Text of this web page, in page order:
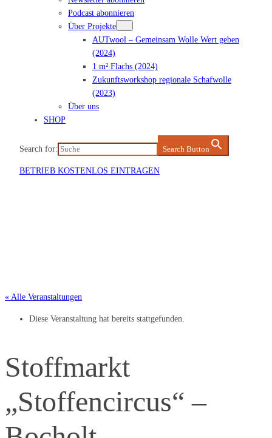
Podcast abonnieren
Über Projekte
AUTwool – Gemeinsam Wolle Wert geben
(2024)
1 m² Flachs (2024)
Zukunftsworkshop regionale Schafwolle
(2023)
Über uns
SHOP
Search for: Search Button
BETRIEB KOSTENLOS EINTRAGEN
« Alle Veranstaltungen
Diese Veranstaltung hat bereits stattgefunden.
Stoffmarkt
„Stoffencircus“ –